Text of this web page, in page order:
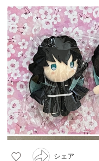
シェア